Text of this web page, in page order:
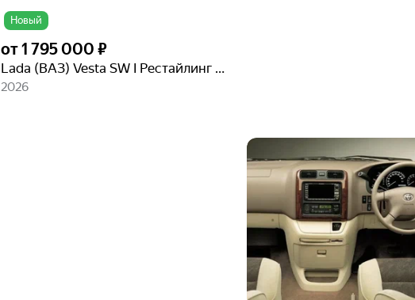
Новый
от1 795 000 ₽
Lada (ВАЗ) Vesta SW I Рестайлинг (NG)
2026